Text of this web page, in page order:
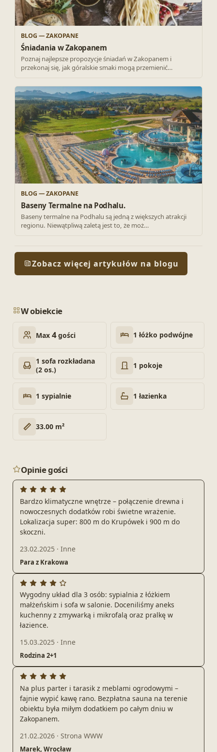
BLOG — ZAKOPANE
Śniadania w Zakopanem
Poznaj najlepsze propozycje śniadań w Zakopanem i
przekonaj się, jak góralskie smaki mogą przemienić…
BLOG — ZAKOPANE
Baseny Termalne na Podhalu.
Baseny termalne na Podhalu są jedną z większych atrakcji
regionu. Niewątpliwą zaletą jest to, że moż…
Zobacz więcej artykułów na blogu
W obiekcie
Max 4gości 1 łóżko podwójne
1 sofa rozkładana
(2 os.)
1 pokoje
1 sypialnie 1 łazienka
33.00 m²
Opinie gości
Bardzo klimatyczne wnętrze – połączenie drewna i
nowoczesnych dodatków robi świetne wrażenie.
Lokalizacja super: 800 m do Krupówek i 900 m do
skoczni.
23.02.2025 · Inne
Para z Krakowa
Wygodny układ dla 3 osób: sypialnia z łóżkiem
małżeńskim i sofa w salonie. Doceniliśmy aneks
kuchenny z zmywarką i mikrofalą oraz pralkę w
łazience.
15.03.2025 · Inne
Rodzina 2+1
Na plus parter i tarasik z meblami ogrodowymi –
fajnie wypić kawę rano. Bezpłatna sauna na terenie
obiektu była miłym dodatkiem po całym dniu w
Zakopanem.
21.02.2026 · Strona WWW
Marek, Wrocław